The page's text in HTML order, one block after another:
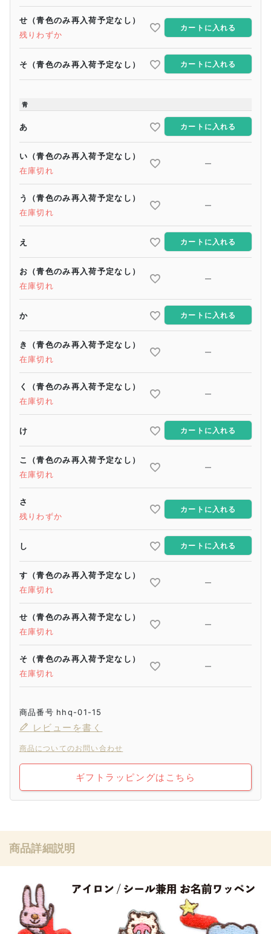
せ（青色のみ再入荷予定なし）
残りわずか
カートに入れる
そ（青色のみ再入荷予定なし） カートに入れる
青
あ カートに入れる
い（青色のみ再入荷予定なし）
在庫切れ
—
う（青色のみ再入荷予定なし）
在庫切れ
—
え カートに入れる
お（青色のみ再入荷予定なし）
在庫切れ
—
か カートに入れる
き（青色のみ再入荷予定なし）
在庫切れ
—
く（青色のみ再入荷予定なし）
在庫切れ
—
け カートに入れる
こ（青色のみ再入荷予定なし）
在庫切れ
—
さ
残りわずか
カートに入れる
し カートに入れる
す（青色のみ再入荷予定なし）
在庫切れ
—
せ（青色のみ再入荷予定なし）
在庫切れ
—
そ（青色のみ再入荷予定なし）
在庫切れ
—
商品番号 hhq-01-15
レビューを書く
商品についてのお問い合わせ
ギフトラッピングはこちら
商品詳細説明